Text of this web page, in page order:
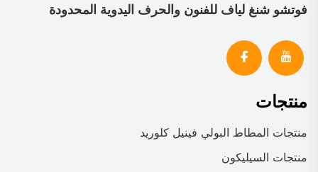
فوتشو شنغ لياف للفنون والحرف اليدوية المحدودة
منتجات
منتجات المطاط البولي فينيل كلوريد
منتجات السيليكون